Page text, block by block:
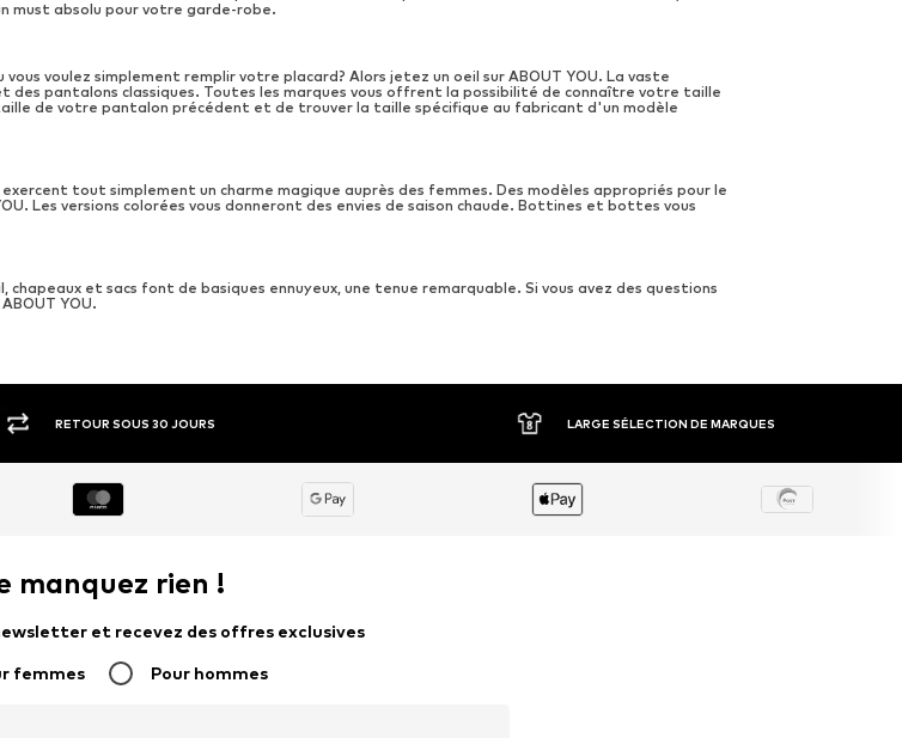
must absolu pour votre garde-robe.
voulez simplement remplir votre placard? Alors jetez un oeil sur ABOUT YOU. La vaste
des pantalons classiques. Toutes les marques vous offrent la possibilité de connaître votre taille
de votre pantalon précédent et de trouver la taille spécifique au fabricant d'un modèle
tout simplement un charme magique auprès des femmes. Des modèles appropriés pour le
Les versions colorées vous donneront des envies de saison chaude. Bottines et bottes vous
et sacs font de basiques ennuyeux, une tenue remarquable. Si vous avez des questions
YOU.
RETOUR SOUS 30 JOURS LARGE SÉLECTION DE MARQUES
manquez rien !
et recevez des offres exclusives
femmes Pour hommes